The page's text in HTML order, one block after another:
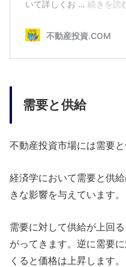
需要と供給
不動産投資市場には需要
経済学において需要と供
きな影響を与えています。
需要に対して供給が上回
がってきます。逆に需要
くると価格は上昇します。